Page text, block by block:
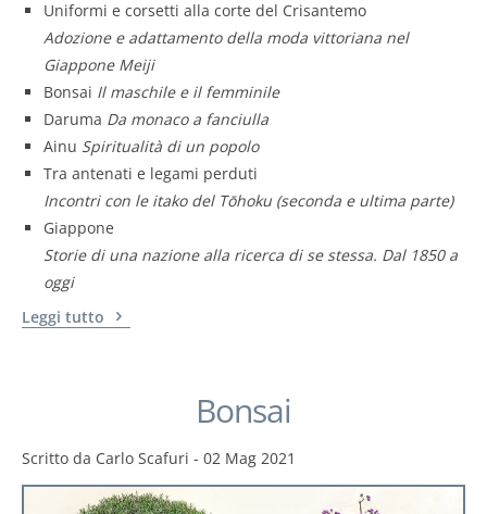
Uniformi e corsetti alla corte del Crisantemo
Adozione e adattamento della moda vittoriana nel
Giappone Meiji
Bonsai Il maschile e il femminile
Daruma Da monaco a fanciulla
Ainu Spiritualità di un popolo
Tra antenati e legami perduti
Incontri con le itako del Tōhoku (seconda e ultima parte)
Giappone
Storie di una nazione alla ricerca di se stessa. Dal 1850 a
oggi
Leggi tutto
Bonsai
Scritto da Carlo Scafuri - 02 Mag 2021